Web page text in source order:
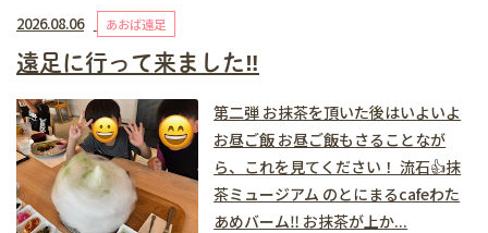
2026.08.06 あおば遠足
遠足に行って来ました‼️
第二弾 お抹茶を頂いた後はいよいよ
お昼ご飯 お昼ご飯もさることなが
ら、これを見てください！ 流石👍抹
茶ミュージアム のとにまるcafeわた
あめバーム‼️ お抹茶が上か...